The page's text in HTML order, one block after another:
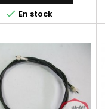
 En stock